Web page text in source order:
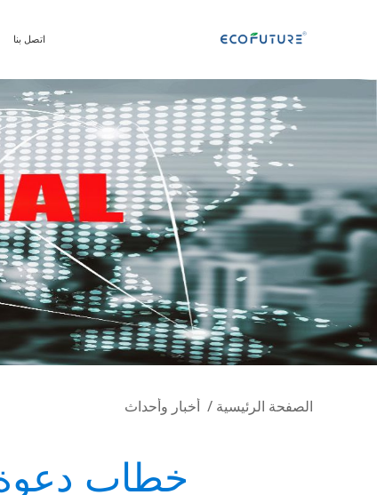
اتصل بنا
الصفحة الرئيسية / أخبار وأحداث